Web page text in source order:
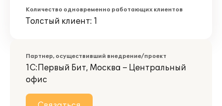
Количество одновременно работающих клиентов
Толстый клиент: 1
Партнер, осуществивший внедрение/проект
1С:Первый Бит, Москва – Центральный
офис